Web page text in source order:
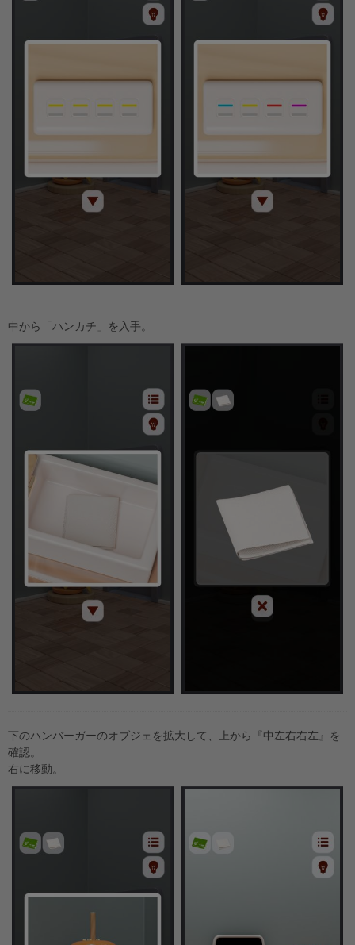
中から「ハンカチ」を入手。
下のハンバーガーのオブジェを拡大して、上から『中左右右左』を
確認。
右に移動。